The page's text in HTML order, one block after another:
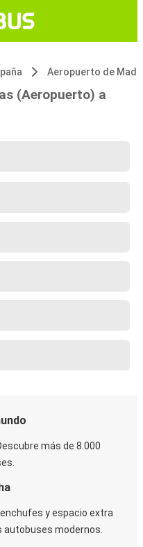
(Aeropuerto) a
más de 8.000
y espacio extra
autobuses modernos.